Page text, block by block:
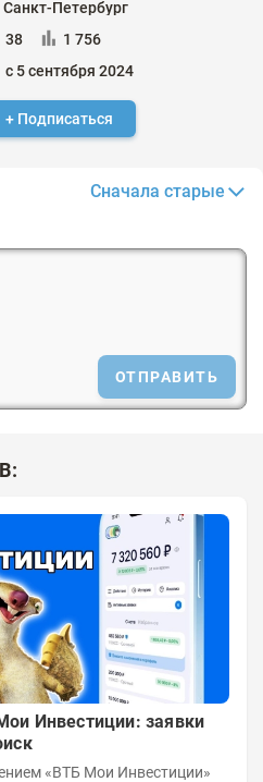
Санкт-Петербург
38
1 756
с 5 сентября 2024
+ Подписаться
Сначала старые
ОТПРАВИТЬ
Инвестиции: заявки
«ВТБ Мои Инвестиции»